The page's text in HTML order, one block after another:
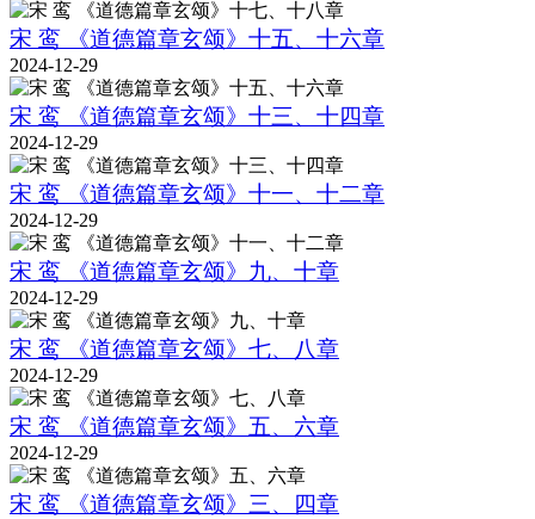
宋 鸾 《道德篇章玄颂》十五、十六章
2024-12-29
宋 鸾 《道德篇章玄颂》十三、十四章
2024-12-29
宋 鸾 《道德篇章玄颂》十一、十二章
2024-12-29
宋 鸾 《道德篇章玄颂》九、十章
2024-12-29
宋 鸾 《道德篇章玄颂》七、八章
2024-12-29
宋 鸾 《道德篇章玄颂》五、六章
2024-12-29
宋 鸾 《道德篇章玄颂》三、四章